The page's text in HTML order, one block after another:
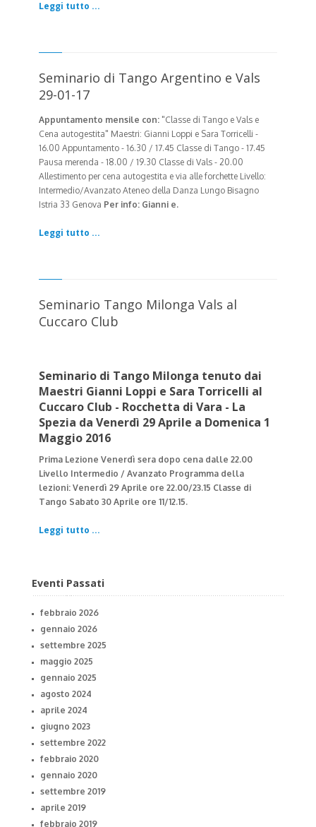
Leggi tutto ...
Seminario di Tango Argentino e Vals
29-01-17
Appuntamento mensile con: "Classe di Tango e Vals e
Cena autogestita" Maestri: Gianni Loppi e Sara Torricelli -
16.00 Appuntamento - 16.30 / 17.45 Classe di Tango - 17.45
Pausa merenda - 18.00 / 19.30 Classe di Vals - 20.00
Allestimento per cena autogestita e via alle forchette Livello:
Intermedio/Avanzato Ateneo della Danza Lungo Bisagno
Istria 33 Genova Per info: Gianni e.
Leggi tutto ...
Seminario Tango Milonga Vals al
Cuccaro Club
Seminario di Tango Milonga tenuto dai
Maestri Gianni Loppi e Sara Torricelli al
Cuccaro Club - Rocchetta di Vara - La
Spezia da Venerdì 29 Aprile a Domenica 1
Maggio 2016
Prima Lezione Venerdì sera dopo cena dalle 22.00
Livello Intermedio / Avanzato Programma della
lezioni: Venerdì 29 Aprile ore 22.00/23.15 Classe di
Tango Sabato 30 Aprile ore 11/12.15.
Leggi tutto ...
Eventi Passati
febbraio 2026
gennaio 2026
settembre 2025
maggio 2025
gennaio 2025
agosto 2024
aprile 2024
giugno 2023
settembre 2022
febbraio 2020
gennaio 2020
settembre 2019
aprile 2019
febbraio 2019